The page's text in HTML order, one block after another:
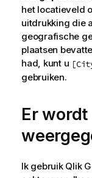
het locatieveld
uitdrukking die
geografische
plaatsen
had, kunt u
gebruiken.
Er
Ik gebruik Qlik